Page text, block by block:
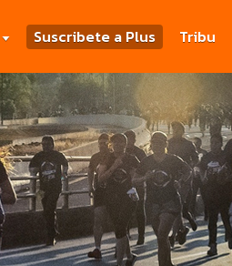
Suscribete a Plus Tribu